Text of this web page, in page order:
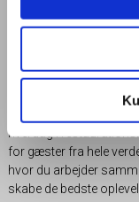
hverdag i
for gæster fra hele
hvor du arbejder
skabe de bedste